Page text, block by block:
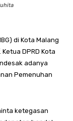
di Kota Malang
DPRD Kota
adanya
Pemenuhan
ketegasan